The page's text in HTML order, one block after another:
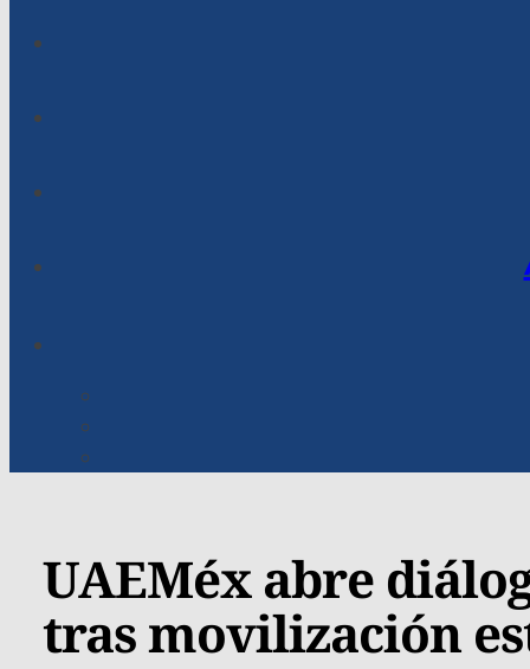
UAEMéx abre
tras movilización